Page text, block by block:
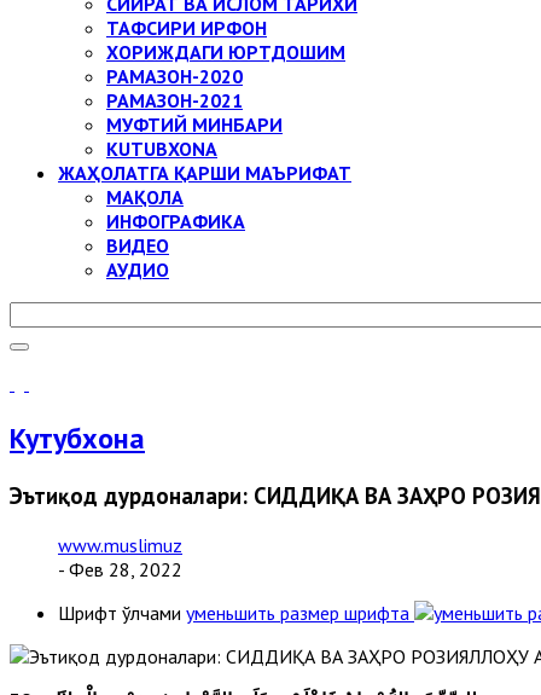
ТАФСИРИ ИРФОН
ХОРИЖДАГИ ЮРТДОШИМ
РАМАЗОН-2020
РАМАЗОН-2021
МУФТИЙ МИНБАРИ
KUTUBXONA
ЖАҲОЛАТГА ҚАРШИ МАЪРИФАТ
МАҚОЛА
ИНФОГРАФИКА
ВИДЕО
АУДИО
Кутубхона
Эътиқод дурдоналари: СИДДИҚА ВА ЗАҲРО
www.muslimuz
- Фев 28, 2022
Шрифт ўлчами уменьшить размер шрифта